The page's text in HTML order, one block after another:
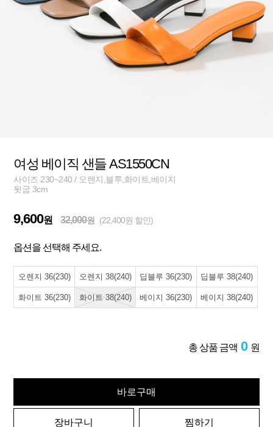
여성 베이직 샌들 AS1550CN
사이즈 230~240 / 오렌지,블루,화이트,베이지
뒷굽 3cm
9,600원 32,000원 (22,400원 할인)
옵션을 선택해 주세요.
오렌지 36(230) 오렌지 38(240) 딥블루 36(230) 딥블루 38(240)
화이트 36(230) 화이트 38(240) 베이지 36(230) 베이지 38(240)
총 상품 금액 0 원
바로구매
장바구니 찜하기